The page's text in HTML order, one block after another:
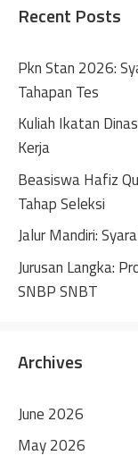
Recent Posts
Pkn Stan 2026:
Tahapan Tes
Kuliah Ikatan
Kerja
Beasiswa Hafiz
Tahap Seleksi
Jalur Mandiri:
Jurusan Langka:
SNBP SNBT
Archives
June 2026
May 2026